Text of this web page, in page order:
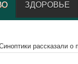
ЗДОРОВЬЕ
рассказали о